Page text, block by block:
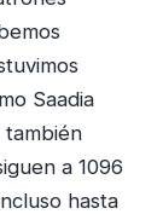
Saadia
también
a 1096
hasta